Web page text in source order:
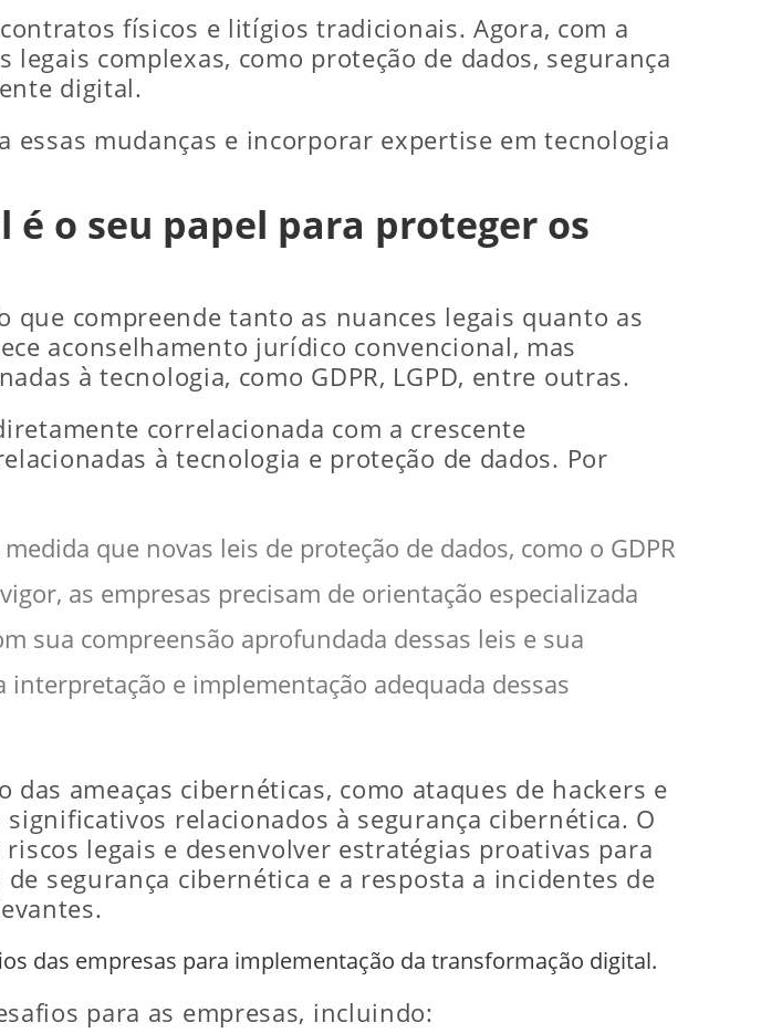
físicos e litígios tradicionais. Agora, com a
complexas, como proteção de dados, segurança
digital.
mudanças e incorporar expertise em tecnologia
o seu papel para proteger os
compreende tanto as nuances legais quanto as
aconselhamento jurídico convencional, mas
à tecnologia, como GDPR, LGPD, entre outras.
correlacionada com a crescente
à tecnologia e proteção de dados. Por
medida que novas leis de proteção de dados, como o GDPR
as empresas precisam de orientação especializada
sua compreensão aprofundada dessas leis e sua
e implementação adequada dessas
das ameaças cibernéticas, como ataques de hackers e
relacionados à segurança cibernética. O
legais e desenvolver estratégias proativas para
segurança cibernética e a resposta a incidentes de
das empresas para implementação da transformação digital.
para as empresas, incluindo: